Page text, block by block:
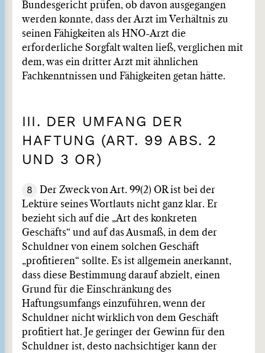
Bundesgericht prüfen, ob davon ausgegangen
werden konnte, dass der Arzt im Verhältnis zu
seinen Fähigkeiten als HNO-Arzt die
erforderliche Sorgfalt walten ließ, verglichen mit
dem, was ein dritter Arzt mit ähnlichen
Fachkenntnissen und Fähigkeiten getan hätte.
III. DER UMFANG DER
HAFTUNG (ART. 99 ABS. 2
UND 3 OR)
8
Der Zweck von Art. 99(2) OR ist bei der
Lektüre seines Wortlauts nicht ganz klar. Er
bezieht sich auf die „Art des konkreten
Geschäfts“ und auf das Ausmaß, in dem der
Schuldner von einem solchen Geschäft
„profitieren“ sollte. Es ist allgemein anerkannt,
dass diese Bestimmung darauf abzielt, einen
Grund für die Einschränkung des
Haftungsumfangs einzuführen, wenn der
Schuldner nicht wirklich von dem Geschäft
profitiert hat. Je geringer der Gewinn für den
Schuldner ist, desto nachsichtiger kann der